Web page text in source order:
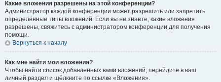
Какие вложения разрешены на этой конференции?
Администратор каждой конференции может разрешить или запретить
определённые типы вложений. Если вы не знаете, какие вложения
разрешены, свяжитесь с администратором конференции для получения
помощи.
Вернуться к началу
Как мне найти мои вложения?
Чтобы найти список добавленных вами вложений, перейдите в ваш
личный раздел и щёлкните по ссылке «Вложения».